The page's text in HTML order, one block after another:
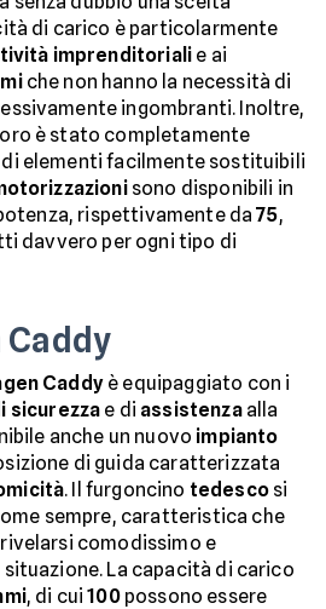
di carico è particolarmente
imprenditoriali e ai
che non hanno la necessità di
ingombranti. Inoltre,
è stato completamente
elementi facilmente sostituibili
sono disponibili in
rispettivamente da75,
davvero per ogni tipo di
Caddyè equipaggiato con i
sicurezza e di assistenzaalla
anche un nuovo impianto
di guida caratterizzata
. Il furgoncino tedescosi
sempre, caratteristica che
comodissimo e
situazione. La capacità di carico
, di cui100possono essere